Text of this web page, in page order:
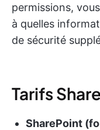
permissions,
à quelles
de sécurité
Tarifs
SharePoint